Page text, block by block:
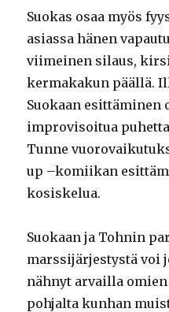
Suokas osaa myös
asiassa hänen
viimeinen silaus,
kermakakun päällä.
Suokaan esittäminen
improvisoitua
Tunne
up –komiikan
kosiskelua.
Suokaan ja Tohnin
marssijärjestystä voi
nähnyt arvailla
pohjalta kunhan